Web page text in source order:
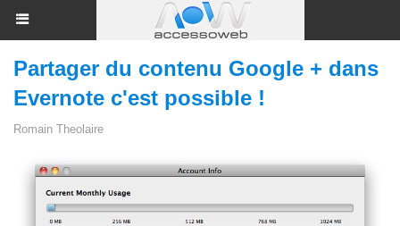
Partager du contenu Google + dans
Evernote c'est possible !
Romain Theolaire